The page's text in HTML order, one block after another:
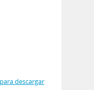
descargar